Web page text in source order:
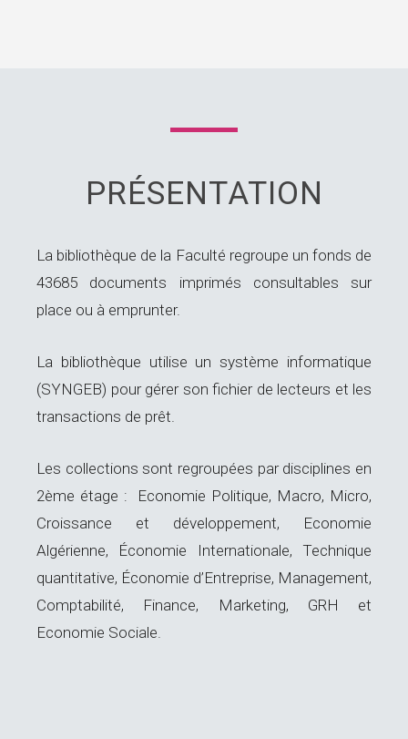
PRÉSENTATION
La bibliothèque de la Faculté regroupe un fonds de
43685 documents imprimés consultables sur
place ou à emprunter.
La bibliothèque utilise un système informatique
(SYNGEB) pour gérer son fichier de lecteurs et les
transactions de prêt.
Les collections sont regroupées par disciplines en
2ème étage : Economie Politique, Macro, Micro,
Croissance et développement, Economie
Algérienne, Économie Internationale, Technique
quantitative, Économie d’Entreprise, Management,
Comptabilité, Finance, Marketing, GRH et
Economie Sociale.